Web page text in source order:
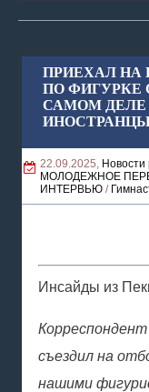
горный
игре в мяч на
ПРИЕХАЛ НА
ПО ФИГУРКЕ
САМОМ ДЕЛЕ
22.09.2025, Новости
МОЛОДЕЖНОЕ
ИНТЕРВЬЮ /
Инсайды из
съездил на
нашими